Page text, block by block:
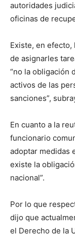
autoridades
oficinas de
Existe, en
de asignarles
“no la obligación
activos de las
sanciones”,
En cuanto a la
funcionario
adoptar medidas
existe la
nacional”.
Por lo que
dijo que
el Derecho de la